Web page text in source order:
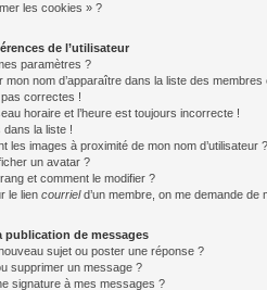
les cookies » ?
de l’utilisateur
paramètres ?
mon nom d’apparaître dans la liste des
correctes !
horaire et l’heure est toujours incorrecte !
dans la liste !
les images à proximité de mon nom d’utilisateur ?
un avatar ?
et comment le modifier ?
le lien courrield’un membre, on me demande de
publication de messages
sujet ou poster une réponse ?
supprimer un message ?
signature à mes messages ?